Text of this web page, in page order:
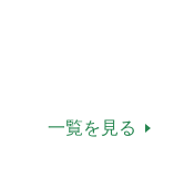
一覧を見る